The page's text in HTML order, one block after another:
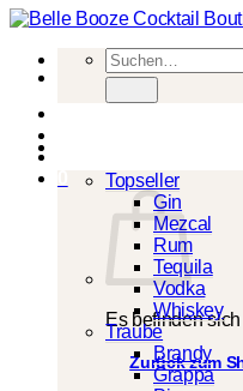
Suchen
nach:
Es befinden
Zurück zum
Topseller
Gin
Mezcal
Rum
Tequila
Vodka
Whiskey
Traube
Brandy
Grappa